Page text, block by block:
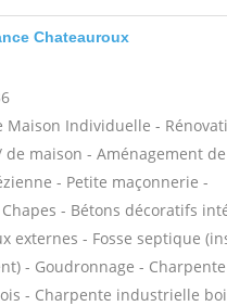
Chateauroux
Maison Individuelle -
de maison - Aménagement
- Petite maçonnerie -
- Bétons décoratifs
externes - Fosse septique
- Goudronnage - Charpente
- Charpente industrielle